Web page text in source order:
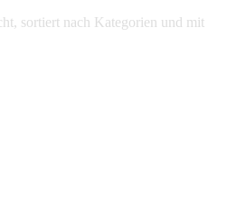
sortiert nach Kategorien und mit